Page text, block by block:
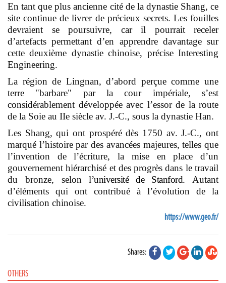
En tant que plus ancienne cité de la dynastie Shang, ce
site continue de livrer de précieux secrets. Les fouilles
devraient se poursuivre, car il pourrait receler
d’artefacts permettant d’en apprendre davantage sur
cette deuxième dynastie chinoise, précise Interesting
Engineering.
La région de Lingnan, d’abord perçue comme une
terre "barbare" par la cour impériale, s’est
considérablement développée avec l’essor de la route
de la Soie au IIe siècle av. J.-C., sous la dynastie Han.
Les Shang, qui ont prospéré dès 1750 av. J.-C., ont
marqué l’histoire par des avancées majeures, telles que
l’invention de l’écriture, la mise en place d’un
gouvernement hiérarchisé et des progrès dans le travail
du bronze, selonl’université de Stanford. Autant
d’éléments qui ont contribué à l’évolution de la
civilisation chinoise.
https://www.geo.fr/
Shares:
OTHERS